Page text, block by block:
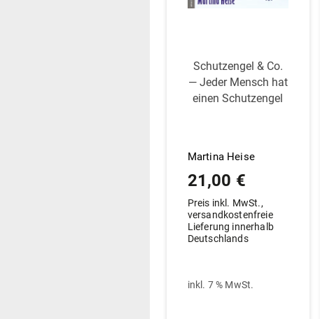
Schutz­engel & Co.
— Jeder Mensch hat
einen Schutzengel
Martina Heise
21,00 €
Preis inkl. MwSt.,
versandkostenfreie
Lieferung innerhalb
Deutschlands
inkl. 7 % MwSt.